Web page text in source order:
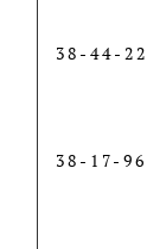
38-44-22
38-17-96